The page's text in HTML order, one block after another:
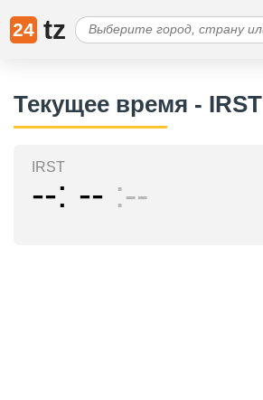
24 tz
Текущее время - IRST
IRST
-- -- --